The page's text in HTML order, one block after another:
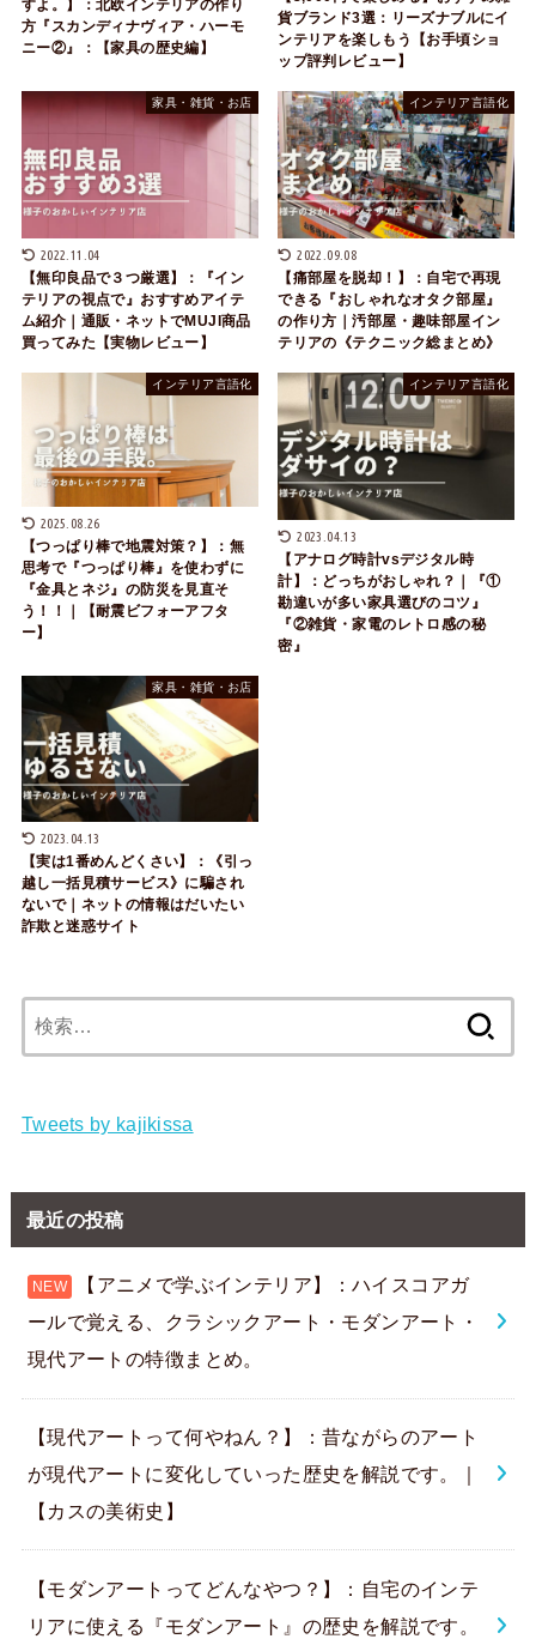
すよ。】：北欧インテリアの作り
方『スカンディナヴィア・ハーモ
ニー②』：【家具の歴史編】
貨ブランド3選：リーズナブルにイ
ンテリアを楽しもう【お手頃ショ
ップ評判レビュー】
家具・雑貨・お店
2022.11.04
【無印良品で３つ厳選】：『イン
テリアの視点で』おすすめアイテ
ム紹介｜通販・ネットでMUJI商品
買ってみた【実物レビュー】
インテリア言語化
2022.09.08
【痛部屋を脱却！】：自宅で再現
できる『おしゃれなオタク部屋』
の作り方｜汚部屋・趣味部屋イン
テリアの《テクニック総まとめ》
インテリア言語化
2025.08.26
【つっぱり棒で地震対策？】：無
思考で『つっぱり棒』を使わずに
『金具とネジ』の防災を見直そ
う！！｜【耐震ビフォーアフタ
ー】
インテリア言語化
2023.04.13
【アナログ時計vsデジタル時
計】：どっちがおしゃれ？｜『①
勘違いが多い家具選びのコツ』
『②雑貨・家電のレトロ感の秘
密』
家具・雑貨・お店
2023.04.13
【実は1番めんどくさい】：《引っ
越し一括見積サービス》に騙され
ないで｜ネットの情報はだいたい
詐欺と迷惑サイト
索:
Tweets by kajikissa
最近の投稿
【アニメで学ぶインテリア】：ハイスコアガ
ールで覚える、クラシックアート・モダンアート・
現代アートの特徴まとめ。
【現代アートって何やねん？】：昔ながらのアート
が現代アートに変化していった歴史を解説です。｜
【カスの美術史】
【モダンアートってどんなやつ？】：自宅のインテ
リアに使える『モダンアート』の歴史を解説です。